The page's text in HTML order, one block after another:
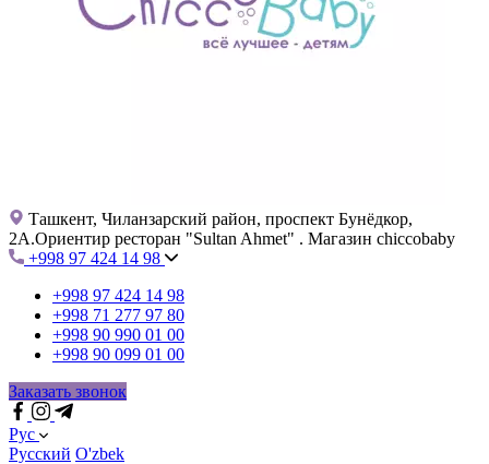
Ташкент, Чиланзарский район, проспект Бунёдкор,
2А.Ориентир ресторан "Sultan Ahmet" . Магазин chiccobaby
+998 97 424 14 98
+998 97 424 14 98
+998 71 277 97 80
+998 90 990 01 00
+998 90 099 01 00
Заказать звонок
Рус
Русский O'zbek